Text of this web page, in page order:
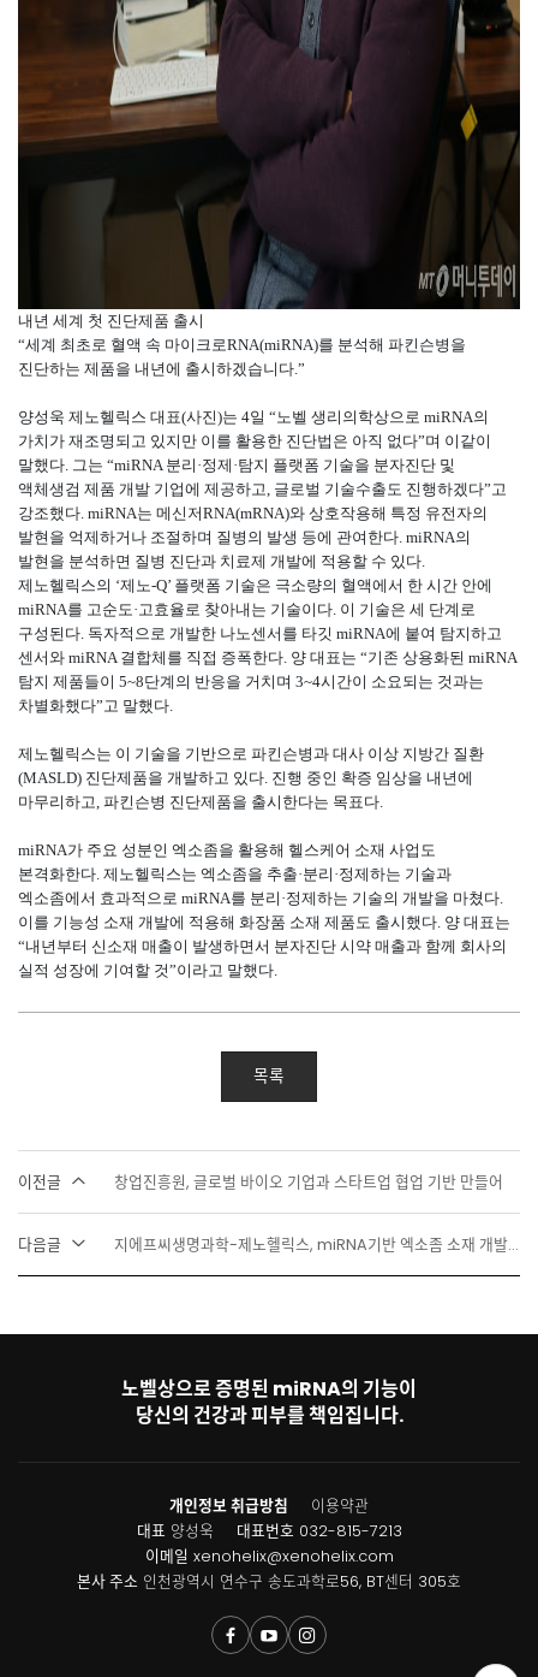
내년 세계 첫 진단제품 출시
“세계 최초로 혈액 속 마이크로RNA(miRNA)를 분석해 파킨슨병을
진단하는 제품을 내년에 출시하겠습니다.”
양성욱 제노헬릭스 대표(사진)는 4일 “노벨 생리의학상으로 miRNA의
가치가 재조명되고 있지만 이를 활용한 진단법은 아직 없다”며 이같이
말했다. 그는 “miRNA 분리·정제·탐지 플랫폼 기술을 분자진단 및
액체생검 제품 개발 기업에 제공하고, 글로벌 기술수출도 진행하겠다”고
강조했다. miRNA는 메신저RNA(mRNA)와 상호작용해 특정 유전자의
발현을 억제하거나 조절하며 질병의 발생 등에 관여한다. miRNA의
발현을 분석하면 질병 진단과 치료제 개발에 적용할 수 있다.
제노헬릭스의 ‘제노-Q’ 플랫폼 기술은 극소량의 혈액에서 한 시간 안에
miRNA를 고순도·고효율로 찾아내는 기술이다. 이 기술은 세 단계로
구성된다. 독자적으로 개발한 나노센서를 타깃 miRNA에 붙여 탐지하고
센서와 miRNA 결합체를 직접 증폭한다. 양 대표는 “기존 상용화된 miRNA
탐지 제품들이 5~8단계의 반응을 거치며 3~4시간이 소요되는 것과는
차별화했다”고 말했다.
제노헬릭스는 이 기술을 기반으로 파킨슨병과 대사 이상 지방간 질환
(MASLD) 진단제품을 개발하고 있다. 진행 중인 확증 임상을 내년에
마무리하고, 파킨슨병 진단제품을 출시한다는 목표다.
miRNA가 주요 성분인 엑소좀을 활용해 헬스케어 소재 사업도
본격화한다. 제노헬릭스는 엑소좀을 추출·분리·정제하는 기술과
엑소좀에서 효과적으로 miRNA를 분리·정제하는 기술의 개발을 마쳤다.
이를 기능성 소재 개발에 적용해 화장품 소재 제품도 출시했다. 양 대표는
“내년부터 신소재 매출이 발생하면서 분자진단 시약 매출과 함께 회사의
실적 성장에 기여할 것”이라고 말했다.
목록
이전글 창업진흥원, 글로벌 바이오 기업과 스타트업 협업 기반 만들어
다음글 지에프씨생명과학-제노헬릭스, miRNA기반 엑소좀 소재 개발 업무협약
노벨상으로 증명된 miRNA의 기능이
당신의 건강과 피부를 책임집니다.
개인정보 취급방침
이용약관
대표 양성욱 대표번호 032-815-7213
이메일 xenohelix@xenohelix.com
본사 주소 인천광역시 연수구 송도과학로56, BT센터 305호